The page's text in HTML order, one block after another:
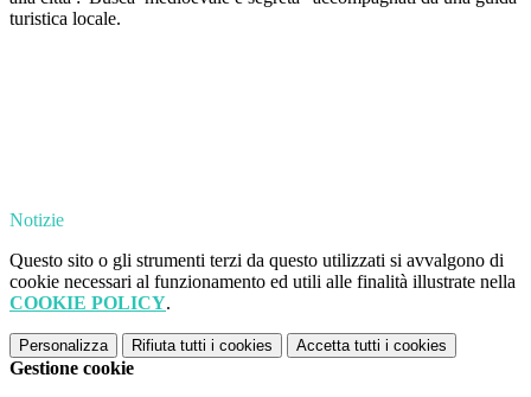
turistica locale.
Notizie
Questo sito o gli strumenti terzi da questo utilizzati si avvalgono di
cookie necessari al funzionamento ed utili alle finalità illustrate nella
COOKIE POLICY.
Personalizza Rifiuta tutti i cookies Accetta tutti i cookies
Gestione cookie